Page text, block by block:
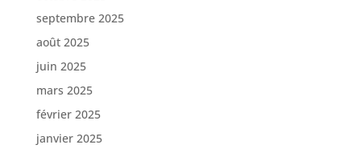
septembre 2025
août 2025
juin 2025
mars 2025
février 2025
janvier 2025